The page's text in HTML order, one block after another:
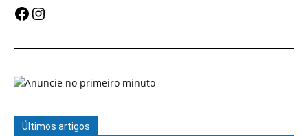
Facebook
Instagram
Últimos artigos